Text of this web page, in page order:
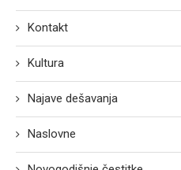
Kontakt
Kultura
Najave dešavanja
Naslovne